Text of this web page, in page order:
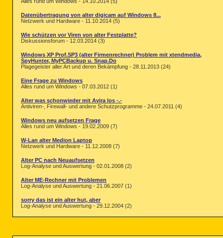
Datenübertragung von alter digicam auf Windows 8...
Netzwerk und Hardware - 11.10.2014 (5)
Wie schützen vor Viren von alter Festplatte?
Diskussionsforum - 12.03.2014 (3)
Windows XP Prof.SP3 (alter Firmenrechner) Problem mit xtendmedia,
SpyHunter, MyPCBackup u. Snap.Do
Plagegeister aller Art und deren Bekämpfung - 28.11.2013 (24)
Eine Frage zu Windows
Alles rund um Windows - 07.03.2012 (1)
Alter was schonwieder mit Avira los -.-
Antiviren-, Firewall- und andere Schutzprogramme - 24.07.2011 (4)
Windows neu aufsetzen Frage
Alles rund um Windows - 19.02.2009 (7)
W-Lan alter Medion Laptop
Netzwerk und Hardware - 11.12.2008 (7)
Alter PC nach Neuaufsetzen
Log-Analyse und Auswertung - 02.01.2008 (2)
Alter ME-Rechner mit Problemen
Log-Analyse und Auswertung - 21.06.2007 (1)
sorry das ist ein alter hut, aber
Log-Analyse und Auswertung - 29.12.2004 (2)